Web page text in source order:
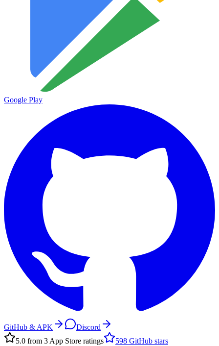
Google Play
GitHub & APK
Discord
5.0 from 3 App Store ratings
598 GitHub stars